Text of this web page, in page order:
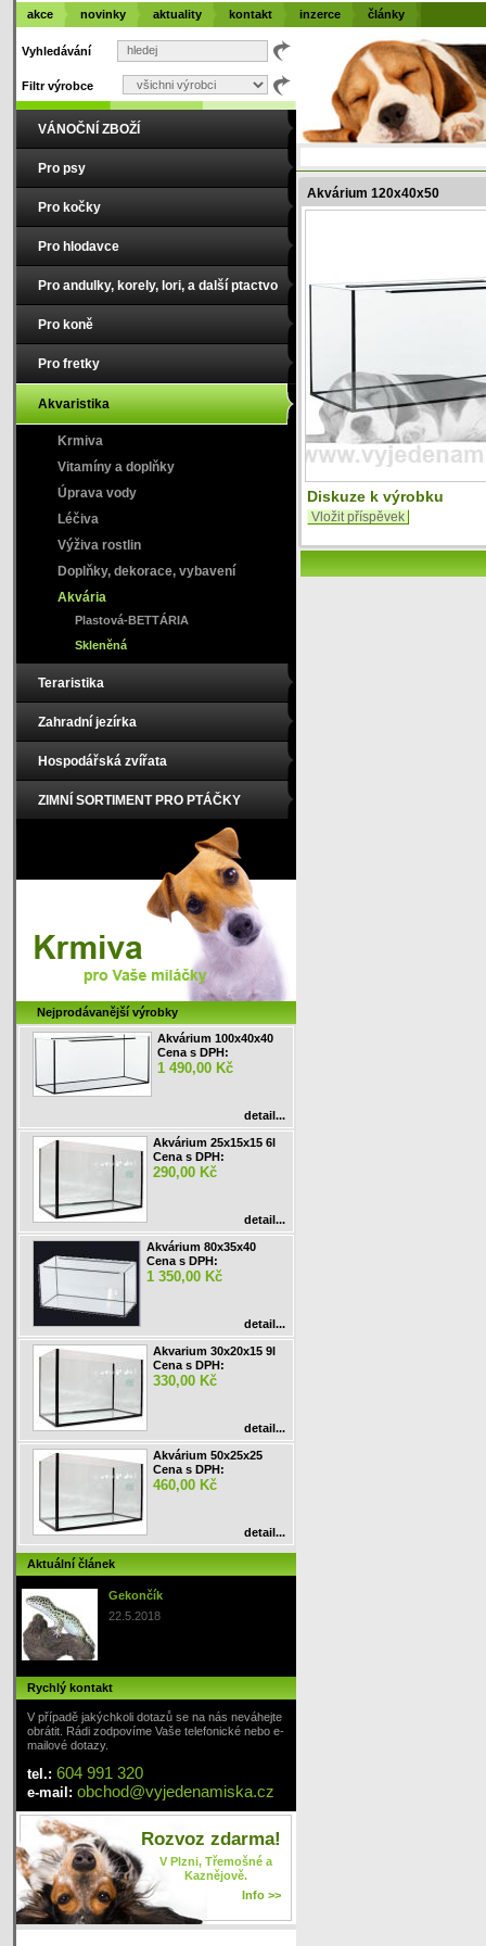
Akvárium 120x40x50
Diskuze k výrobku
Vložit příspěvek
Vyhledávání
Filtr výrobce
VÁNOČNÍ ZBOŽÍ
Pro psy
Pro kočky
Pro hlodavce
Pro andulky, korely, lori, a další ptactvo
Pro koně
Pro fretky
Akvaristika
Krmiva
Vitamíny a doplňky
Úprava vody
Léčiva
Výživa rostlin
Doplňky, dekorace, vybavení
Akvária
Plastová-BETTÁRIA
Skleněná
Teraristika
Zahradní jezírka
Hospodářská zvířata
ZIMNÍ SORTIMENT PRO PTÁČKY
Nejprodávanější výrobky
Akvárium 100x40x40
Cena s DPH:
1 490,00 Kč
detail...
Akvárium 25x15x15 6l
Cena s DPH:
290,00 Kč
detail...
Akvárium 80x35x40
Cena s DPH:
1 350,00 Kč
detail...
Akvarium 30x20x15 9l
Cena s DPH:
330,00 Kč
detail...
Akvárium 50x25x25
Cena s DPH:
460,00 Kč
detail...
Aktuální článek
Gekončík
22.5.2018
Rychlý kontakt
V případě jakýchkoli dotazů se na nás neváhejte
obrátit. Rádi zodpovíme Vaše telefonické nebo e-
mailové dotazy.
tel.: 604 991 320
e-mail: obchod@vyjedenamiska.cz
Rozvoz zdarma!
V Plzni, Třemošné a
Kaznějově.
Info >>
akce novinky aktuality kontakt inzerce články